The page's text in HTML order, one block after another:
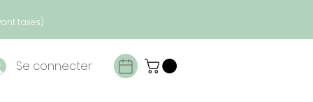
taxes)
Se connecter